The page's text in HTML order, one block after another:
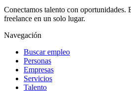
Conectamos talento con oportunidades.
freelance en un solo lugar.
Navegación
Buscar empleo
Personas
Empresas
Servicios
Talento